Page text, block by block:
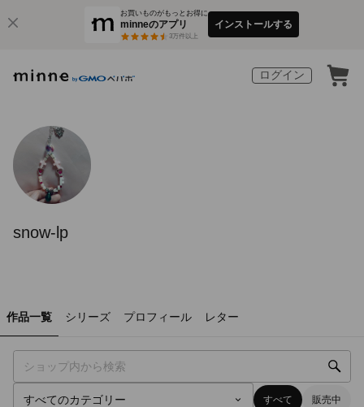
お買いものがもっとお得に
minneのアプリ
3万件以上
インストールする
ログイン
snow-lp
作品一覧 シリーズ プロフィール レター
すべて 販売中